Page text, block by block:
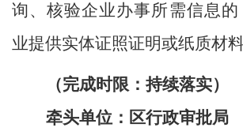
询、核验企业办事所需信息
业提供实体证照证明或纸质材料
（完成时限： 持续落实）
牵头单位：区行政审批局